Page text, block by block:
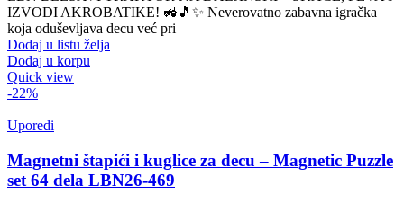
IZVODI AKROBATIKE! 🚜🎵✨ Neverovatno zabavna igračka
koja oduševljava decu već pri
Dodaj u listu želja
Dodaj u korpu
Quick view
-22%
Uporedi
Magnetni štapići i kuglice za decu – Magnetic Puzzle
set 64 dela LBN26-469